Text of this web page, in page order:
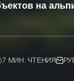
на
7 МИН. ЧТЕНИЯ